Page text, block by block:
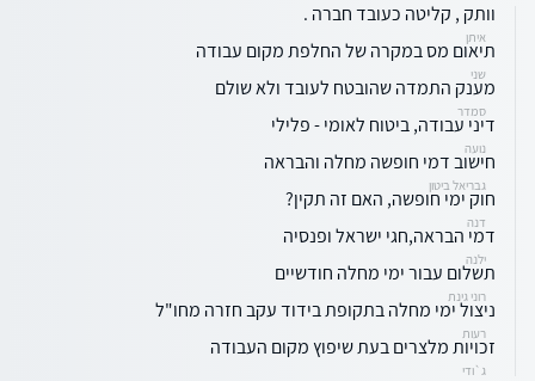
וותק , קליטה כעובד חברה .
איתן
תיאום מס במקרה של החלפת מקום עבודה
שני
מענק התמדה שהובטח לעובד ולא שולם
סמדר
דיני עבודה, ביטוח לאומי - פלילי
נועה
חישוב דמי חופשה מחלה והבראה
גבריאל ביטון
חוק ימי חופשה, האם זה תקין?
דנה
דמי הבראה,חגי ישראל ופנסיה
ילנה
תשלום עבור ימי מחלה חודשיים
רוני גינת
ניצול ימי מחלה בתקופת בידוד עקב חזרה מחו"ל
רעות
זכויות מלצרים בעת שיפוץ מקום העבודה
ג`ודי